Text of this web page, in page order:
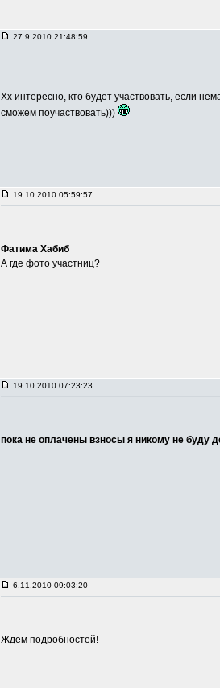
27.9.2010 21:48:59
Хх интересно, кто будет участвовать, если
сможем поучаствовать)))
19.10.2010 05:59:57
Фатима Хабиб
А где фото участниц?
19.10.2010 07:23:23
пока не оплачены взносы я никому не буду
6.11.2010 09:03:20
Ждем подробностей!